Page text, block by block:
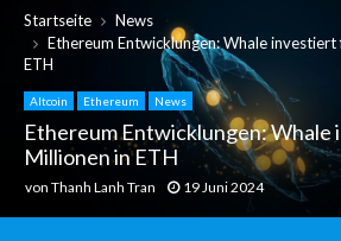
Startseite
News
Ethereum Entwicklungen: Whale
ETH
Altcoin Ethereum News
Ethereum Entwicklungen:
Millionen in ETH
von Thanh Lanh Tran 19 Juni 2024